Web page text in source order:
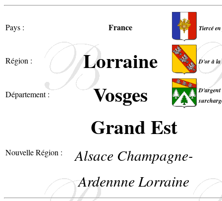
Pays : France Tiercé
Région : Lorraine D'or à la
Département : Vosges
Nouvelle Région :
Grand Est
Alsace Champagne-
Ardennne Lorraine